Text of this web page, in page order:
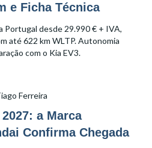
e Ficha Técnica
Portugal desde 29.990 € + IVA,
até 622 km WLTP. Autonomia
com o Kia EV3.
Ferreira
a Marca
Confirma Chegada